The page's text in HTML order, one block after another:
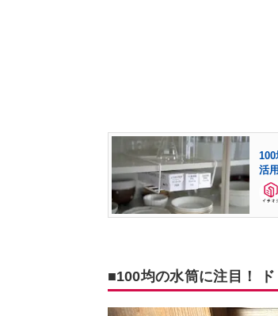
活
■100均の水筒に注目！